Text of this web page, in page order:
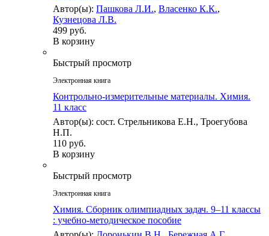
Автор(ы): Пашкова Л.И., Власенко К.К.,
Кузнецова Л.В.
499 руб.
В корзину
Быстрый просмотр
Электронная книга
Контрольно-измерительные материалы. Химия.
11 класс
Автор(ы): сост. Стрельникова Е.Н., Троегубова
Н.П.
110 руб.
В корзину
Быстрый просмотр
Электронная книга
Химия. Сборник олимпиадных задач. 9–11 классы
: учебно-методическое пособие